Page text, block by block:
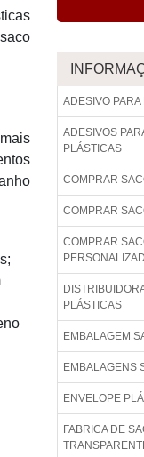
ADESIVO
ADESIVOS
PLÁSTICAS
COMPRAR
COMPRAR
COMPRAR
PLÁSTICAS
EMBALAGEM
EMBALAGENS
ENVELOPE
FABRICA DE